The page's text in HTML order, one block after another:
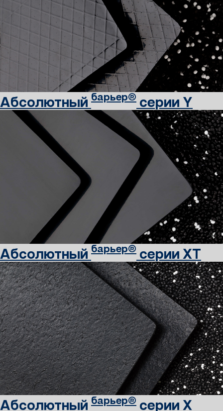
Абсолютный барьер® серии Y
Абсолютный барьер® серии XT
Абсолютный барьер® серии X